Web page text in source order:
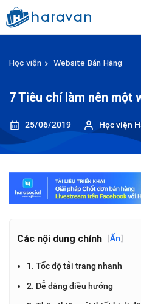
Học viện Website Bán Hàng
7 Tiêu chí làm nên một
25/06/2019 Học viện
Các nội dung chính [Ẩn]
1. Tốc độ tải trang nhanh
2. Dễ dàng điều hướng